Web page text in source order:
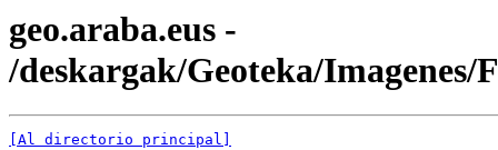
geo.araba.eus -
/deskargak/Geoteka/Imagenes/
[Al directorio principal]